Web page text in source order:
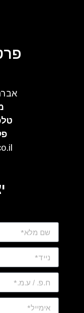
אברהם